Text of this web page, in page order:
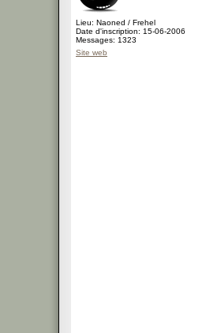
Lieu: Naoned / Frehel
Date d'inscription: 15-06-2006
Messages: 1323
Site web